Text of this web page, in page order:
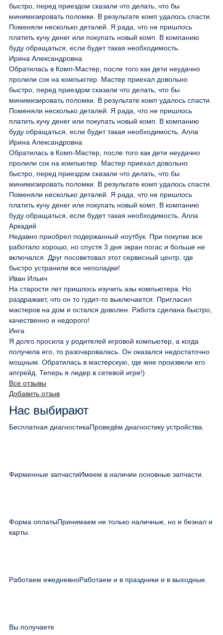
быстро, перед приездом сказали что делать, что бы
минимизировать поломки. В результате комп удалось спасти.
Поменяли несколько деталей. Я рада, что не пришлось
платить кучу денег или покупать новый комп. В компанию
буду обращаться, если будет такая необходимость.
Ирина Александровна
Обратилась в Комп-Мастер, после того как дети неудачно
пролили сок на компьютер. Мастер приехал довольно
быстро, перед приездом сказали что делать, что бы
минимизировать поломки. В результате комп удалось спасти.
Поменяли несколько деталей. Я рада, что не пришлось
платить кучу денег или покупать новый комп. В компанию
буду обращаться, если будет такая необходимость. Алла
Ирина Александровна
Обратилась в Комп-Мастер, после того как дети неудачно
пролили сок на компьютер. Мастер приехал довольно
быстро, перед приездом сказали что делать, что бы
минимизировать поломки. В результате комп удалось спасти.
Поменяли несколько деталей. Я рада, что не пришлось
платить кучу денег или покупать новый комп. В компанию
буду обращаться, если будет такая необходимость. Алла
Аркадий
Недавно приобрел подержанный ноутбук. При покупке все
работало хорошо, но спустя 3 дня экран погас и больше не
включался. Друг посоветовал этот сервисный центр, где
быстро устранили все неполадки!
Иван Ильич
На старости лет пришлось изучить азы компьютера. Но
раздражает, что он то гудит-то выключается. Пригласил
мастеров на дом и остался доволен. Работа сделана быстро,
качественно и недорого!
Инга
Я долго просила у родителей игровой компьютер, а когда
получила его, то разочаровалась. Он оказался недостаточно
мощным. Обратилась в мастерскую, где мне произвели его
апгрейд. Теперь я лидер в сетевой игре!)
Все отзывы
Добавить отзыв
Нас выбирают
Бесплатная диагностикаПроведём диагностику устройства.
Фирменные запчастиИмеем в наличии основные запчасти.
Форма оплатыПринимаем не только наличные, но и безнал и
карты.
Работаем ежедневноРаботаем и в праздники и в выходные.
Вы получаете